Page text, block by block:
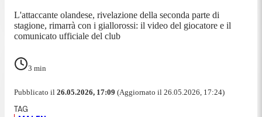
L'attaccante olandese, rivelazione della seconda parte di
stagione, rimarrà con i giallorossi: il video del giocatore e il
comunicato ufficiale del club
3 min
Pubblicato il 26.05.2026, 17:09 (Aggiornato il 26.05.2026, 17:24)